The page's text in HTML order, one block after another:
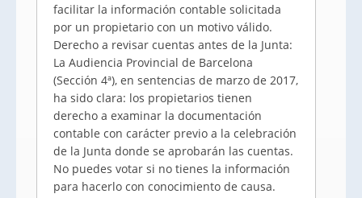
facilitar la información contable solicitada
por un propietario con un motivo válido.
Derecho a revisar cuentas antes de la Junta:
La Audiencia Provincial de Barcelona
(Sección 4ª), en sentencias de marzo de 2017,
ha sido clara: los propietarios tienen
derecho a examinar la documentación
contable con carácter previo a la celebración
de la Junta donde se aprobarán las cuentas.
No puedes votar si no tienes la información
para hacerlo con conocimiento de causa.